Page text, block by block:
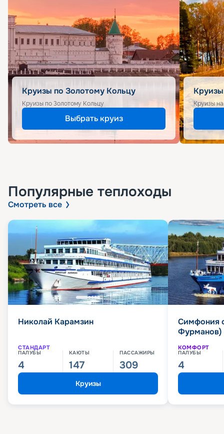
Круизы по Золотому Кольцу
Круизы по Золотому Кольцу
Выбрать круиз
Круизы
Популярные теплоходы
Смотреть все
Николай Карамзин
СТАНДАРТ
ПАЛУБЫ
4
КАЮТЫ
147
ПАССАЖИРЫ
309
Круизы
Симфония
Фурманов)
КОМФОРТ
ПАЛУБЫ
4